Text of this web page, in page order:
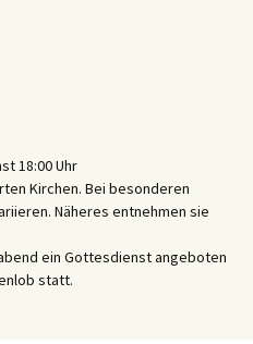
18:00 Uhr
Kirchen. Bei besonderen
Näheres entnehmen sie
ein Gottesdienst angeboten
statt.